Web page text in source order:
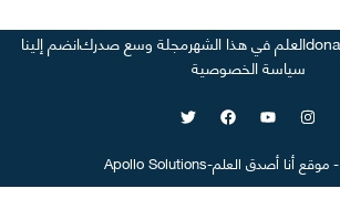
العلم في هذا الشهرمجلة وسع صدركانضم إلينا
سياسة الخصوصية
-موقع أنا أصدق العلم-
Apollo Solutions